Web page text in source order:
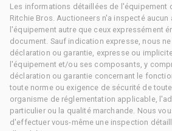
Les informations détaillées de l'équipement
Ritchie Bros. Auctioneers n'a inspecté
l'équipement autre que ceux expressément
document. Sauf indication expresse, nous
déclaration ou garantie, expresse ou
l'équipement et/ou ses composants, y
déclaration ou garantie concernant le
toute norme ou exigence de sécurité de
organisme de réglementation applicable,
particulier ou la qualité marchande. Nous
d'effectuer vous-même une inspection